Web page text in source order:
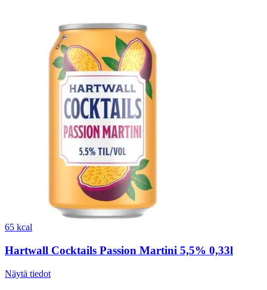
65 kcal
Hartwall Cocktails Passion Martini 5,5% 0,33l
Näytä tiedot